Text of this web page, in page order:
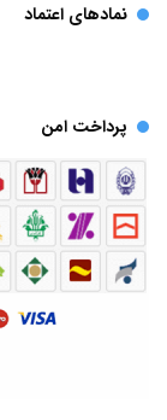
نمادهای اعتماد
پرداخت امن